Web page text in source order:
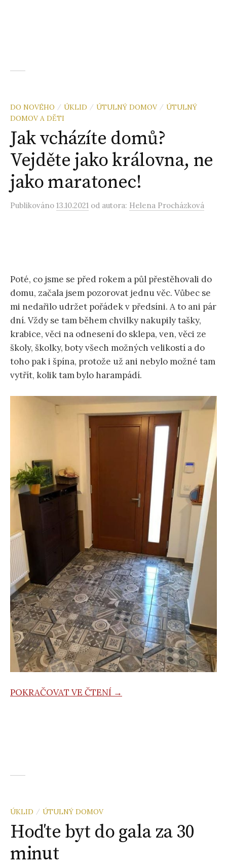
DO NOVÉHO / ÚKLID / ÚTULNÝ DOMOV / ÚTULNÝ
DOMOV A DĚTI
Jak vcházíte domů?
Vejděte jako královna, ne
jako maratonec!
Publikováno 13.10.2021 od autora: Helena Procházková
Poté, co jsme se před rokem a půl přestěhovali do
domu, začala jsem pozorovat jednu věc. Vůbec se
mi nedařilo udržet pořádek v předsíni. A to ani pár
dní. Vždy se tam během chvilky nakupily tašky,
krabice, věci na odnesení do sklepa, ven, věci ze
školy, školky, boty všech možných velikostí a do
toho pak i špína, protože už ani nebylo možné tam
vytřít, kolik tam bylo harampádí.
POKRAČOVAT VE ČTENÍ →
ÚKLID / ÚTULNÝ DOMOV
Hoďte byt do gala za 30
minut